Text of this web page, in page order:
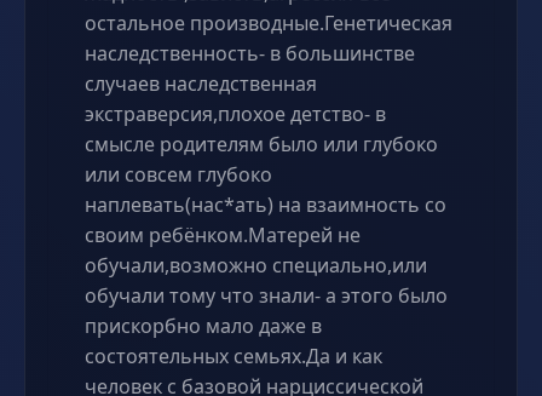
остальное производные.Генетическая
наследственность- в большинстве
случаев наследственная
экстраверсия,плохое детство- в
смысле родителям было или глубоко
или совсем глубоко
наплевать(нас*ать) на взаимность со
своим ребёнком.Матерей не
обучали,возможно специально,или
обучали тому что знали- а этого было
прискорбно мало даже в
состоятельных семьях.Да и как
человек с базовой нарциссической